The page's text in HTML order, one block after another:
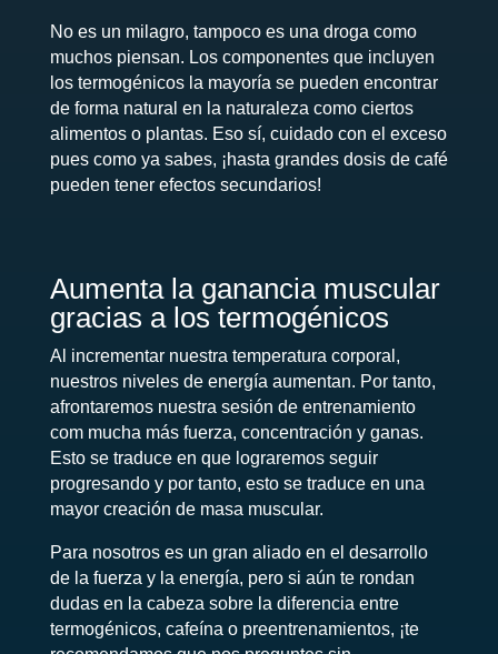
No es un milagro, tampoco es una droga como
muchos piensan. Los componentes que incluyen
los termogénicos la mayoría se pueden encontrar
de forma natural en la naturaleza como ciertos
alimentos o plantas. Eso sí, cuidado con el exceso
pues como ya sabes, ¡hasta grandes dosis de café
pueden tener efectos secundarios!
Aumenta la ganancia muscular
gracias a los termogénicos
Al incrementar nuestra temperatura corporal,
nuestros niveles de energía aumentan. Por tanto,
afrontaremos nuestra sesión de entrenamiento
com mucha más fuerza, concentración y ganas.
Esto se traduce en que lograremos seguir
progresando y por tanto, esto se traduce en una
mayor creación de masa muscular.
Para nosotros es un gran aliado en el desarrollo
de la fuerza y la energía, pero si aún te rondan
dudas en la cabeza sobre la diferencia entre
termogénicos, cafeína o preentrenamientos, ¡te